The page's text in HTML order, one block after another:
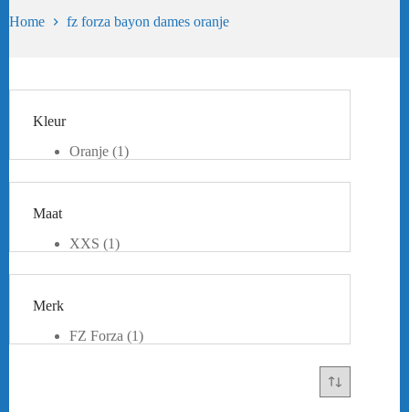
Home fz forza bayon dames oranje
Kleur
Oranje (1)
Maat
XXS (1)
M (1)
Merk
FZ Forza (1)